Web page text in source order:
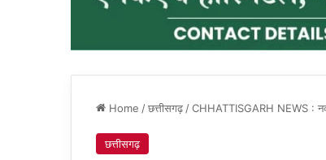
Home /छत्तीसगढ़ /CHHATTISGARH NEWS :
छत्तीसगढ़